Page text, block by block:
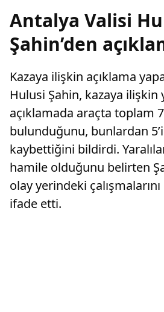
Antalya Valisi
Şahin’den
Kazaya ilişkin açıklama
Hulusi Şahin, kazaya ilişkin
açıklamada araçta toplam
bulunduğunu, bunlardan
kaybettiğini bildirdi.
hamile olduğunu belirten
olay yerindeki
ifade etti.